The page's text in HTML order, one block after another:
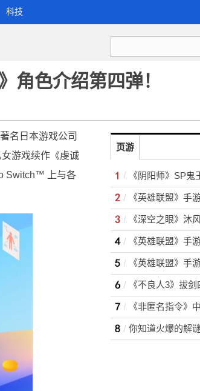
科技
角色介绍第四弹！
名日本游戏公司
游戏续作《虔诚
Switch™ 上与各
页游